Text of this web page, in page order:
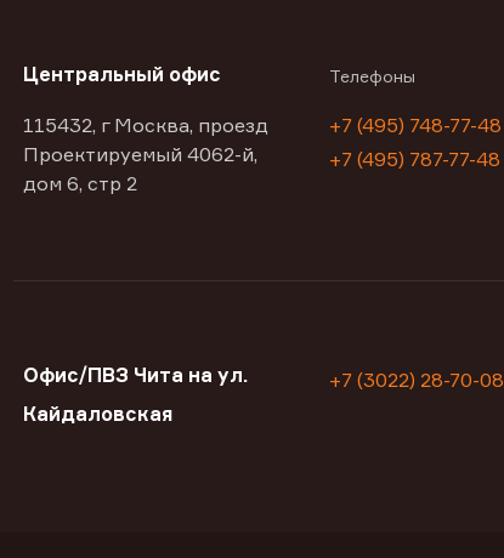
Центральный офис
115432, г Москва, проезд
Проектируемый 4062-й,
дом 6, стр 2
Телефоны
+7 (495) 748-77-48
+7 (495) 787-77-48
Офис/ПВЗ Чита на ул.
Кайдаловская
+7 (3022) 28-70-08